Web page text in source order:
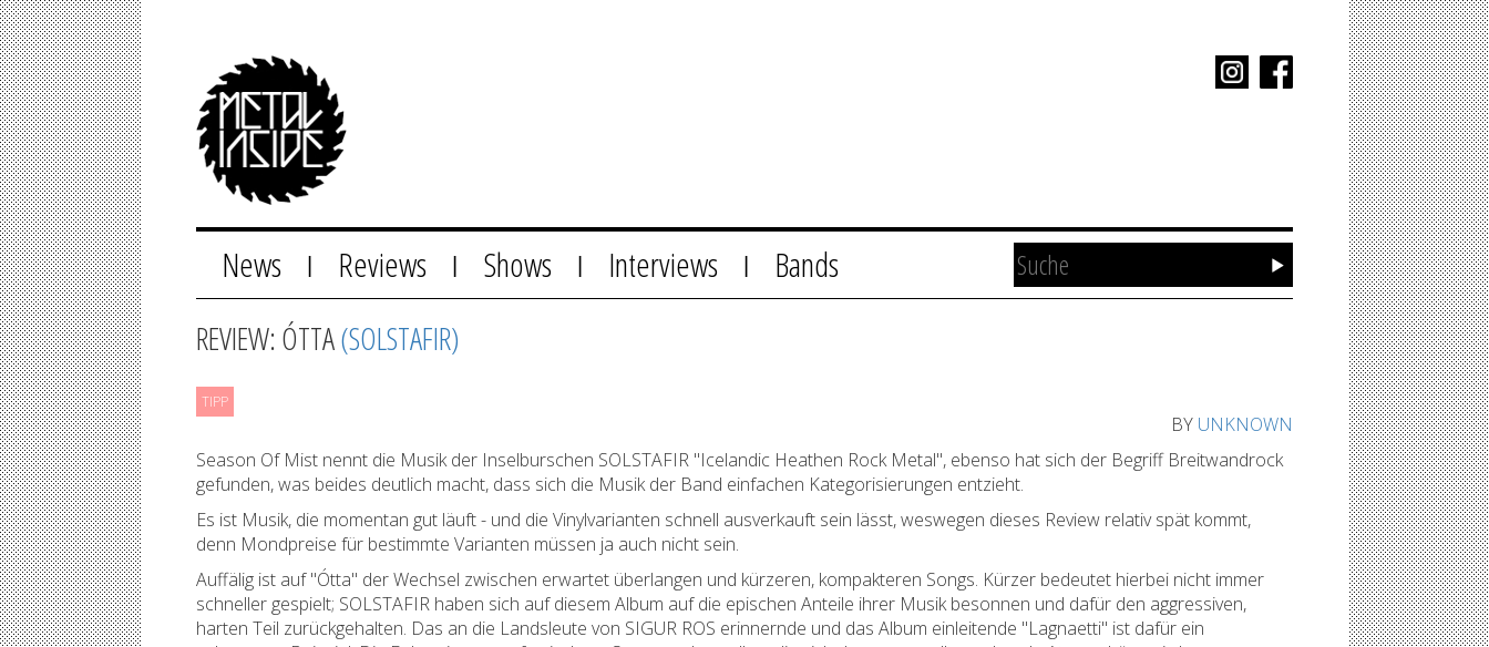
News Reviews Shows Interviews Bands
REVIEW: ÓTTA(SOLSTAFIR)
TIPP
BY UNKNOWN
Season Of Mist nennt die Musik der Inselburschen SOLSTAFIR "Icelandic Heathen Rock Metal", ebenso hat sich der Begriff Breitwandrock
gefunden, was beides deutlich macht, dass sich die Musik der Band einfachen Kategorisierungen entzieht.
Es ist Musik, die momentan gut läuft - und die Vinylvarianten schnell ausverkauft sein lässt, weswegen dieses Review relativ spät kommt,
denn Mondpreise für bestimmte Varianten müssen ja auch nicht sein.
Auffälig ist auf "Ótta" der Wechsel zwischen erwartet überlangen und kürzeren, kompakteren Songs. Kürzer bedeutet hierbei nicht immer
schneller gespielt; SOLSTAFIR haben sich auf diesem Album auf die epischen Anteile ihrer Musik besonnen und dafür den aggressiven,
harten Teil zurückgehalten. Das an die Landsleute von SIGUR ROS erinnernde und das Album einleitende "Lagnaetti" ist dafür ein